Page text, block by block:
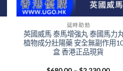
+
延時助勃
英國威馬 泰馬增強丸 泰國馬力
植物成分壯陽藥 安全無副作用
盒 香港正品現貨